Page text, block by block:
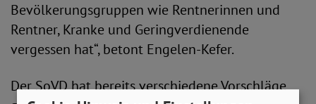
Bevölkerungsgruppen wie Rentnerinnen und
Rentner, Kranke und Geringverdienende
vergessen hat“, betont Engelen-Kefer.
Der SoVD hat bereits verschiedene Vorschläge